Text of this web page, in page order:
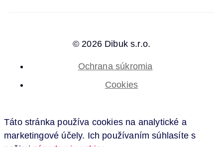
© 2026 Dibuk s.r.o.
Ochrana súkromia
Cookies
Táto stránka používa cookies na analytické a
marketingové účely. Ich používaním súhlasíte s